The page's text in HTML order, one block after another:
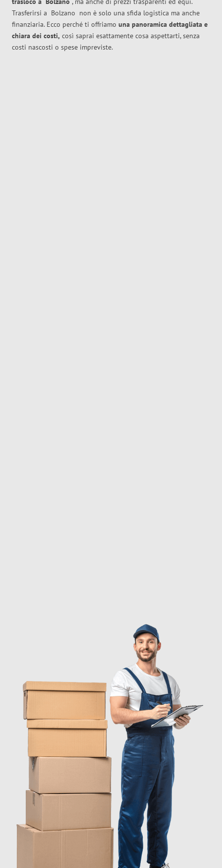
Trasferirsi a Bolzano non è solo una sfida logistica ma anche
finanziaria. Ecco perché ti offriamo una panoramica dettagliata e
chiara dei costi, così saprai esattamente cosa aspettarti, senza
costi nascosti o spese impreviste.